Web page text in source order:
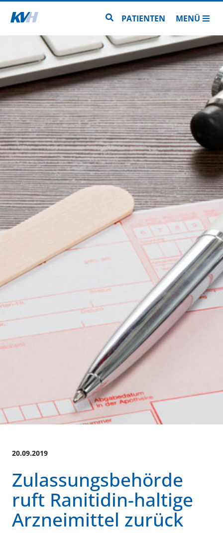
Zur Startseite Zur Seitensuche
PATIENTEN MENÜ
20.09.2019
Zulassungsbehörde
ruft Ranitidin-haltige
Arzneimittel zurück